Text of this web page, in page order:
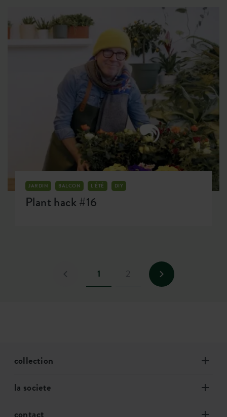
également de démystifier certaines mauvaises
expériences passées en matière de jardinage afin
de vous rassurer sur le fait que nous avons tous la
main verte ! Je vous ferai également part des
avantages étonnants du jardinage urbain et de
quelques conseils simples pour commencer à
JARDIN BALCON L'ÉTÉ DIY
Plant hack #16
1 2
collection
la societe
contact